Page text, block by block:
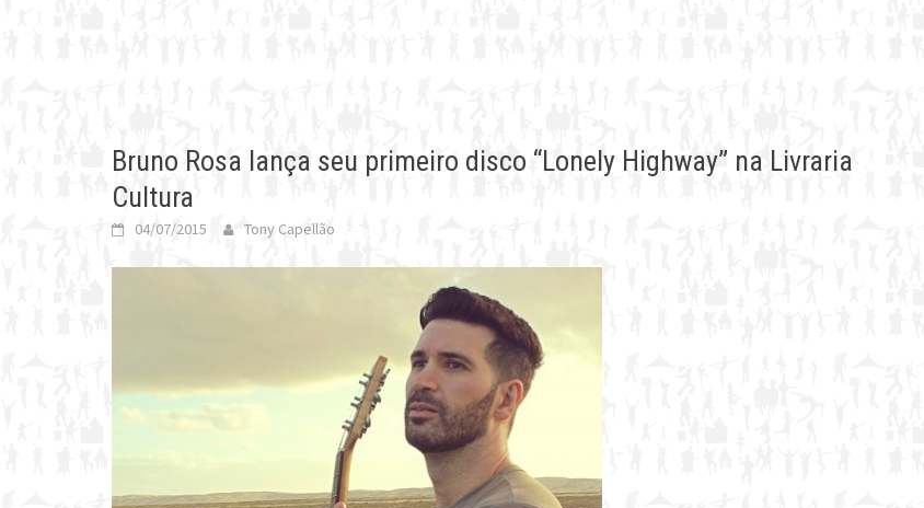
Bruno Rosa lança seu primeiro disco “Lonely Highway” na Livraria
Cultura
04/07/2015 Tony Capellão